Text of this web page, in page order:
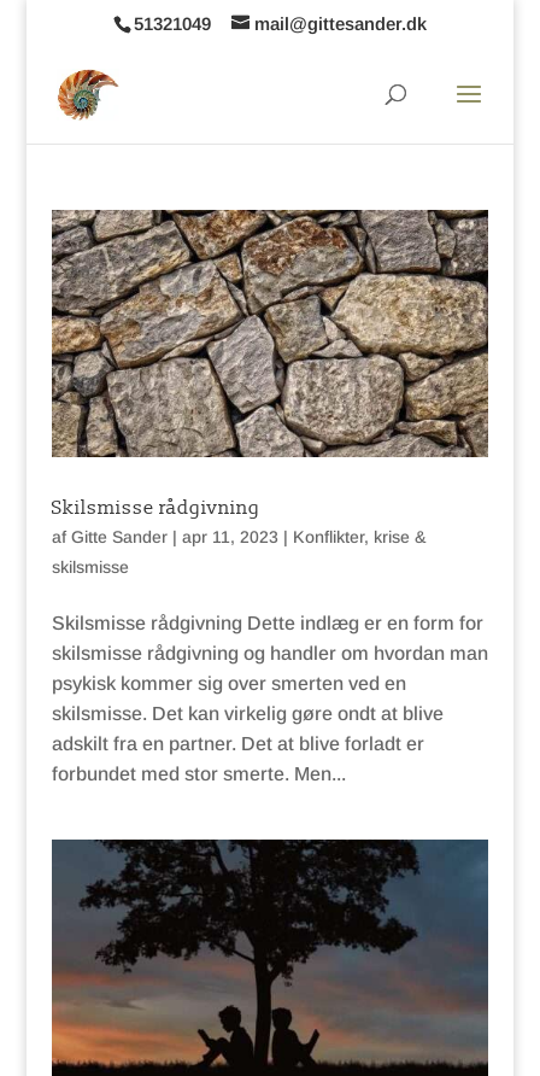
51321049 mail@gittesander.dk
Skilsmisse rådgivning
afGitte Sander| apr 11, 2023 | Konflikter, krise &
skilsmisse
Skilsmisse rådgivning Dette indlæg er en form for
skilsmisse rådgivning og handler om hvordan man
psykisk kommer sig over smerten ved en
skilsmisse. Det kan virkelig gøre ondt at blive
adskilt fra en partner. Det at blive forladt er
forbundet med stor smerte. Men...